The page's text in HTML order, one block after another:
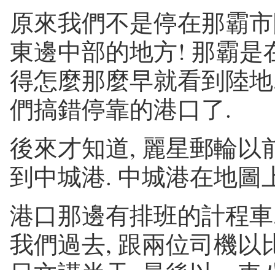
原來我們不是停在那霸
東邊中部的地方! 那霸
得怎麼那麼早就看到陸
們搞錯停靠的港口了.
後來才知道, 麗星郵輪以
到中城港. 中城港在地圖
港口那邊有排班的計程
我們過去, 跟兩位司機以